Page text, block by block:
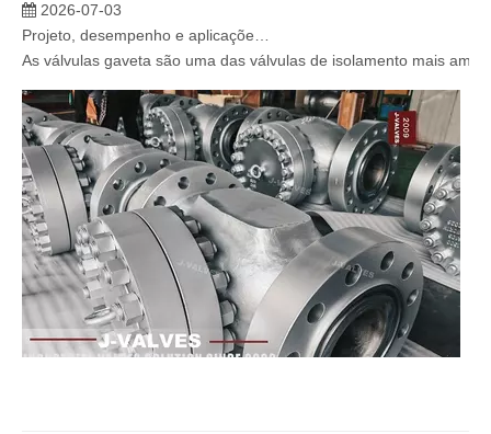
As válvulas gaveta são uma das válvulas de isolamento mais